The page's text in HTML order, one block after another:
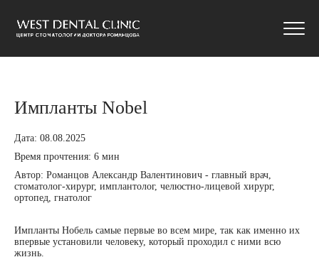
ГЛАВНАЯ БЛОГ ИМПЛАНТЫ NOBEL
Импланты Nobel
Дата: 08.08.2025
Время прочтения: 6 мин
Автор: Романцов Александр Валентинович - главный врач,
стоматолог-хирург, имплантолог, челюстно-лицевой хирург,
ортопед, гнатолог
Импланты Нобель самые первые во всем мире, так как именно их
впервые установили человеку, который проходил с ними всю
жизнь.